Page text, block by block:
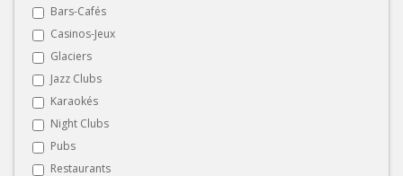
Bars-Cafés
Casinos-Jeux
Glaciers
Jazz Clubs
Karaokés
Night Clubs
Pubs
Restaurants